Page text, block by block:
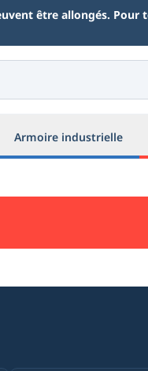
être allongés.
Armoire industrielle